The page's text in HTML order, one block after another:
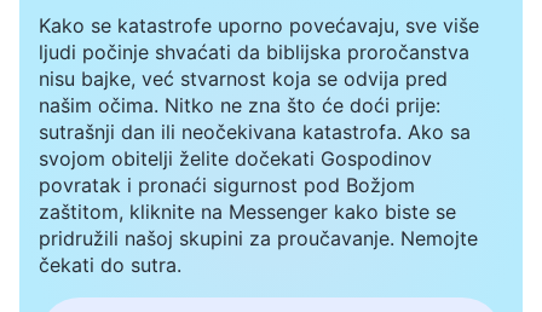
Kako se katastrofe uporno povećavaju, sve više
ljudi počinje shvaćati da biblijska proročanstva
nisu bajke, već stvarnost koja se odvija pred
našim očima. Nitko ne zna što će doći prije:
sutrašnji dan ili neočekivana katastrofa. Ako sa
svojom obitelji želite dočekati Gospodinov
povratak i pronaći sigurnost pod Božjom
zaštitom, kliknite na Messenger kako biste se
pridružili našoj skupini za proučavanje. Nemojte
čekati do sutra.